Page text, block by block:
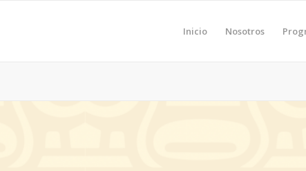
Inicio Nosotros